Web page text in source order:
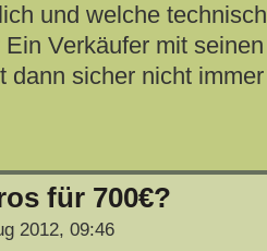
und welche
Verkäufer mit
dann sicher nicht
für 700€?
2012, 09:46